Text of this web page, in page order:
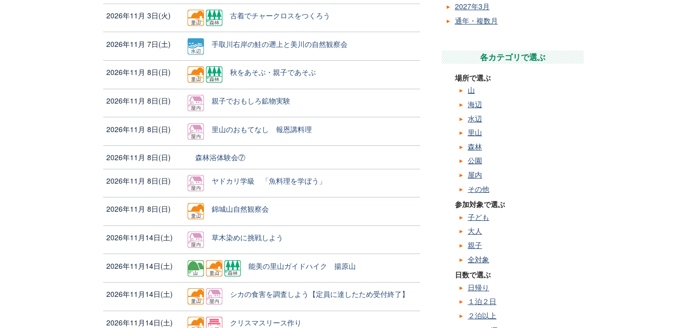
2026年11月 3日(火) 古着でチャークロスをつくろう
2026年11月 7日(土) 手取川右岸の鮭の遡上と美川の自然観察会
2026年11月 8日(日) 秋をあそぶ・親子であそぶ
2026年11月 8日(日) 親子でおもしろ鉱物実験
2026年11月 8日(日) 里山のおもてなし 報恩講料理
2026年11月 8日(日) 森林浴体験会⑦
2026年11月 8日(日) ヤドカリ学級 「魚料理を学ぼう」
2026年11月 8日(日) 錦城山自然観察会
2026年11月14日(土) 草木染めに挑戦しよう
2026年11月14日(土) 能美の里山ガイドハイク 揚原山
2026年11月14日(土) シカの食害を調査しよう【定員に達したため受付終了】
2026年11月14日(土) クリスマスリース作り
2027年3月
通年・複数月
各カテゴリで選ぶ
場所で選ぶ
山
海辺
水辺
里山
森林
公園
屋内
その他
参加対象で選ぶ
子ども
大人
親子
全対象
日数で選ぶ
日帰り
１泊２日
２泊以上